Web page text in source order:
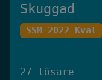
Skuggad
SSM 2022 Kval
27 lösare